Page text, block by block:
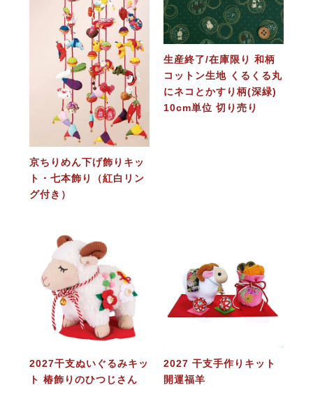
京ちりめん下げ飾りキッ
ト・七本飾り（紅白リン
グ付き）
生産終了/在庫限り 和柄
コットン生地 くるくる丸
にネコとかすり柄(深緑)
10cm単位 切り売り
2027干支ぬいぐるみキッ
ト 椿飾りのひつじさん
2027 干支手作りキット
開運福羊